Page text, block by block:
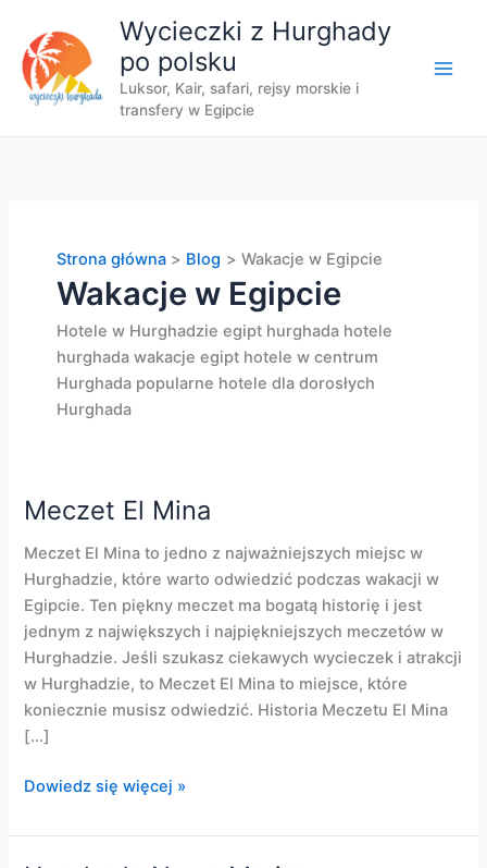
treści
Wycieczki z Hurghady
po polsku
Luksor, Kair, safari, rejsy morskie i
transfery w Egipcie
Strona główna Blog Wakacje w Egipcie
Wakacje w Egipcie
Hotele w Hurghadzie egipt hurghada hotele
hurghada wakacje egipt hotele w centrum
Hurghada popularne hotele dla dorosłych
Hurghada
Meczet El Mina
Meczet El Mina to jedno z najważniejszych miejsc w
Hurghadzie, które warto odwiedzić podczas wakacji w
Egipcie. Ten piękny meczet ma bogatą historię i jest
jednym z największych i najpiękniejszych meczetów w
Hurghadzie. Jeśli szukasz ciekawych wycieczek i atrakcji
w Hurghadzie, to Meczet El Mina to miejsce, które
koniecznie musisz odwiedzić. Historia Meczetu El Mina
[…]
Meczet
Mina
Dowiedz się więcej »